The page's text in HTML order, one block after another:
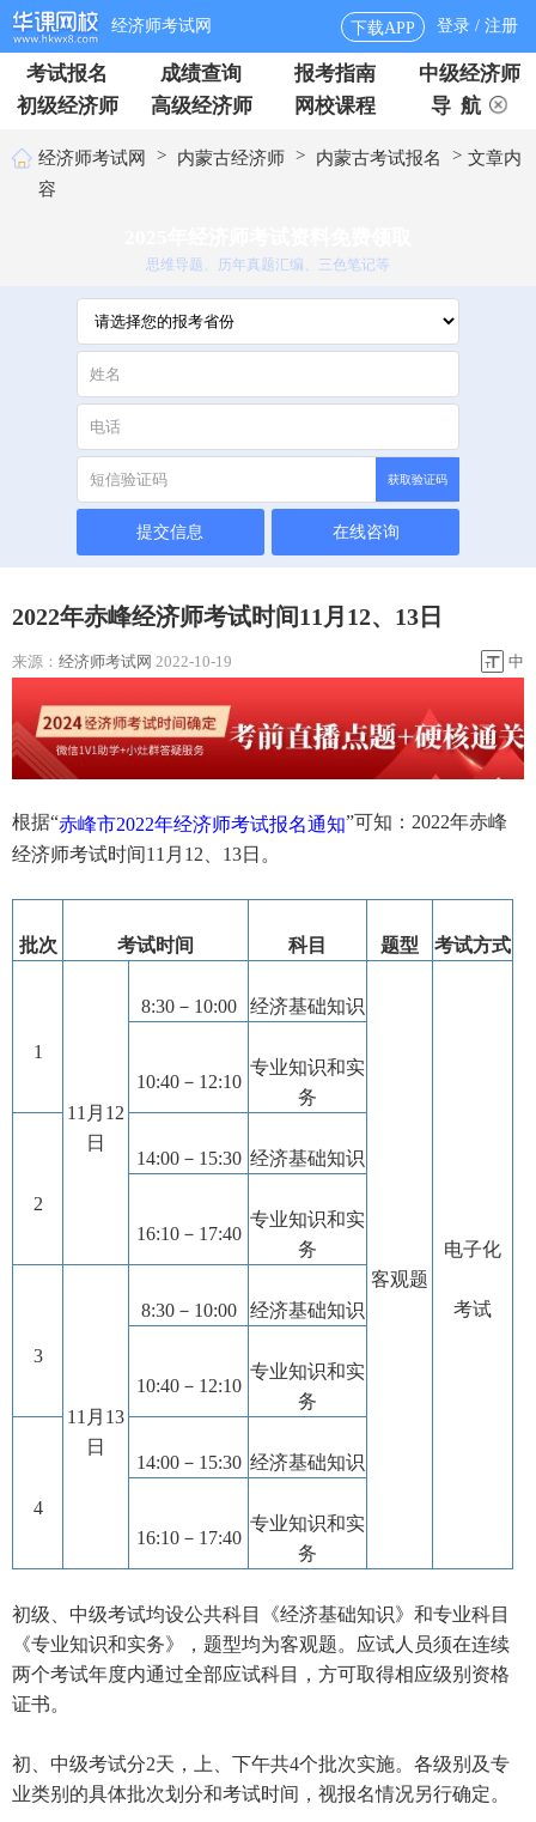
经济师考试网 下载APP 登录 / 注册
考试报名 成绩查询 报考指南
中级经济师
初级经济师
高级经济师 网校课程 导 航
经济师考试网 > 内蒙古经济师 > 内蒙古考试报名 > 文章内
容
思维导题、历年真题汇编、三色笔记等
获取验证码
提交信息 在线咨询
2022年赤峰经济师考试时间11月12、13日
来源： 经济师考试网 2022-10-19 中
根据“赤峰市2022年经济师考试报名通知”可知：2022年赤峰
经济师考试时间11月12、13日。
批次 考试时间 科目 题型 考试方式
1
11月12
日
8:30－10:00 经济基础知识
客观题
电子化
考试
10:40－12:10
专业知识和实
务
2
14:00－15:30 经济基础知识
16:10－17:40
专业知识和实
务
3
11月13
日
8:30－10:00 经济基础知识
10:40－12:10
专业知识和实
务
4
14:00－15:30 经济基础知识
16:10－17:40
专业知识和实
务
初级、中级考试均设公共科目《经济基础知识》和专业科目
《专业知识和实务》，题型均为客观题。应试人员须在连续
两个考试年度内通过全部应试科目，方可取得相应级别资格
证书。
初、中级考试分2天，上、下午共4个批次实施。各级别及专
业类别的具体批次划分和考试时间，视报名情况另行确定。